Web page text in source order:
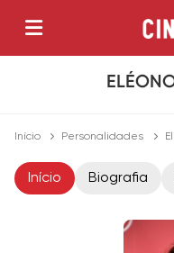
Início Personalidades
Início Biografia